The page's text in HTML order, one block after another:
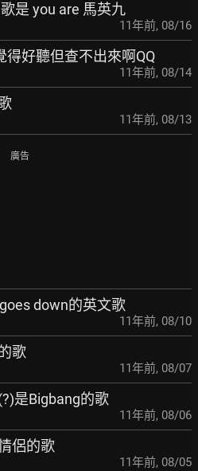
是 you are 馬英九
11年前, 08/16
得好聽但查不出來啊QQ
11年前, 08/14
11年前, 08/13
廣告
down的英文歌
11年前, 08/10
歌
11年前, 08/07
是Bigbang的歌
11年前, 08/06
侶的歌
11年前, 08/05